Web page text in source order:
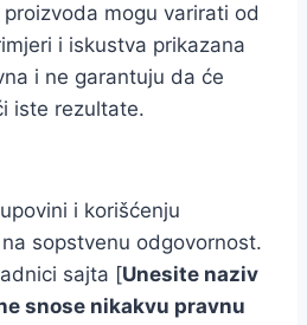
mogu varirati od
i iskustva prikazana
i ne garantuju da će
iste rezultate.
i korišćenju
sopstvenu odgovornost.
sajta [Unesite naziv
snose nikakvu pravnu